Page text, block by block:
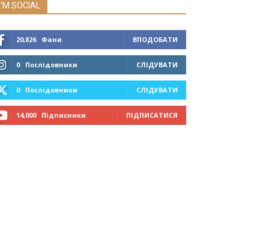
I'M SOCIAL
20,826 Фани ВПОДОБАТИ
0 Послідовники СЛІДУВАТИ
0 Послідовники СЛІДУВАТИ
14,000 Підписники ПІДПИСАТИСЯ